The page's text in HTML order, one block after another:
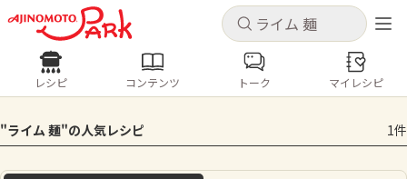
キャンセル
ログインするとレシピを保存できます
ログイン
キャンセル
レシピ コンテンツ
人気の食材・レシピ
レシピ コンテンツ トーク マイレシピ
"ライム 麺"の人気レシピ 1件